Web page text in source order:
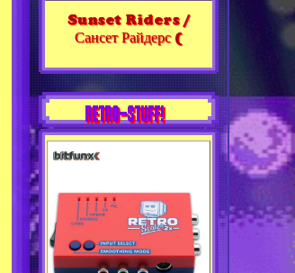
Sunset Riders /
Сансет Райдерс (
RETRO-STUFF!